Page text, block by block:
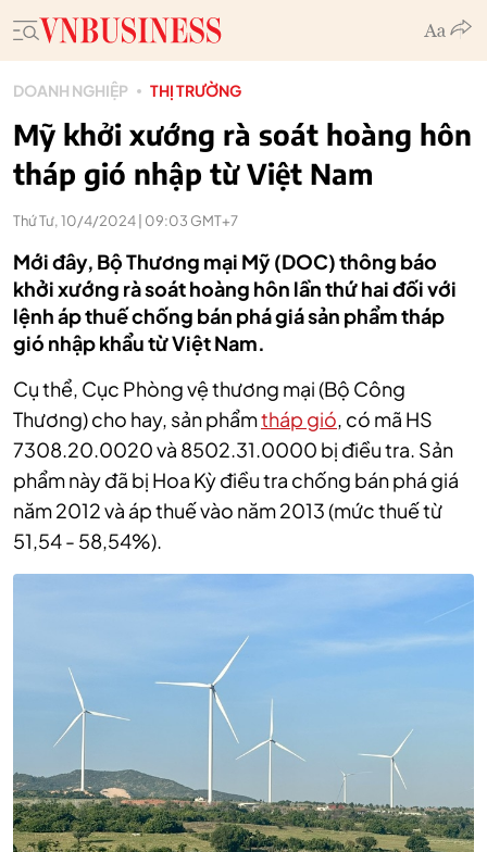
DOANH NGHIỆP THỊ TRƯỜNG
Mỹ khởi xướng rà soát hoàng hôn
tháp gió nhập từ Việt Nam
Thứ Tư, 10/4/2024 | 09:03 GMT+7
Mới đây, Bộ Thương mại Mỹ (DOC) thông báo
khởi xướng rà soát hoàng hôn lần thứ hai đối với
lệnh áp thuế chống bán phá giá sản phẩm tháp
gió nhập khẩu từ Việt Nam.
Cụ thể, Cục Phòng vệ thương mại (Bộ Công
Thương) cho hay, sản phẩmtháp gió, có mã HS
7308.20.0020 và 8502.31.0000 bị điều tra. Sản
phẩm này đã bị Hoa Kỳ điều tra chống bán phá giá
năm 2012 và áp thuế vào năm 2013 (mức thuế từ
51,54 - 58,54%).